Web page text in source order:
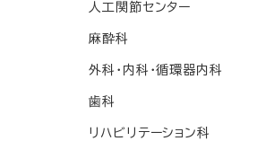
人工関節センター
麻酔科
外科・内科・循環器内科
歯科
リハビリテーション科